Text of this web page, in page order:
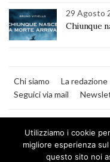
29 Agosto
Chiunque
Chi siamo La redazione
Seguici via mail
Utilizziamo i cookie
migliore esperienza
questo sito noi